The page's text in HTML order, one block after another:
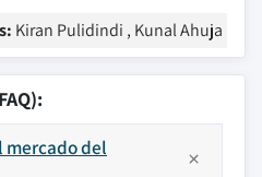
Kiran Pulidindi , Kunal Ahuja
mercado del